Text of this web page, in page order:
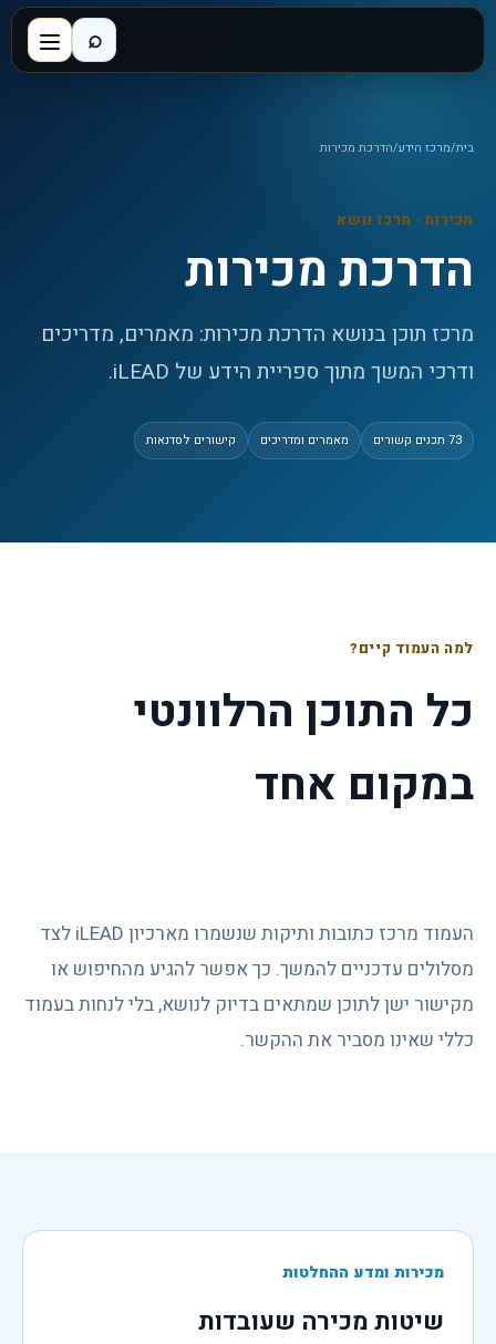
⌕
בית/מרכז הידע/הדרכת מכירות
מכירות· מרכז נושא
הדרכת מכירות
מרכז תוכן בנושא הדרכת מכירות: מאמרים, מדריכים
ודרכי המשך מתוך ספריית הידע של iLEAD.
73 תכנים קשורים מאמרים ומדריכים קישורים לסדנאות
למה העמוד קיים?
כל התוכן הרלוונטי
במקום אחד
העמוד מרכז כתובות ותיקות שנשמרו מארכיון iLEAD לצד
מסלולים עדכניים להמשך. כך אפשר להגיע מהחיפוש או
מקישור ישן לתוכן שמתאים בדיוק לנושא, בלי לנחות בעמוד
כללי שאינו מסביר את ההקשר.
מכירות ומדע ההחלטות
שיטות מכירה שעובדות